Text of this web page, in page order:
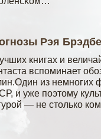
Рэя
книгах и
вспоминает
из немногих
и уже поэтому
— не столько